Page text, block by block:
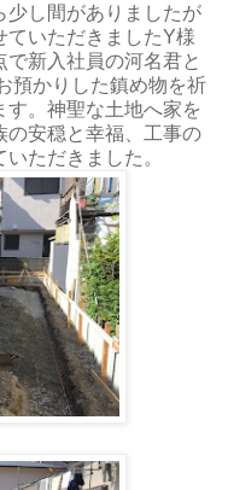
少し間がありましたが
ていただきましたY様
新入社員の河名君と
預かりした鎮め物を祈
す。神聖な土地へ家を
の安穏と幸福、工事の
ただきました。